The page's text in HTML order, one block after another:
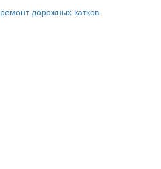
ремонт дорожных катков